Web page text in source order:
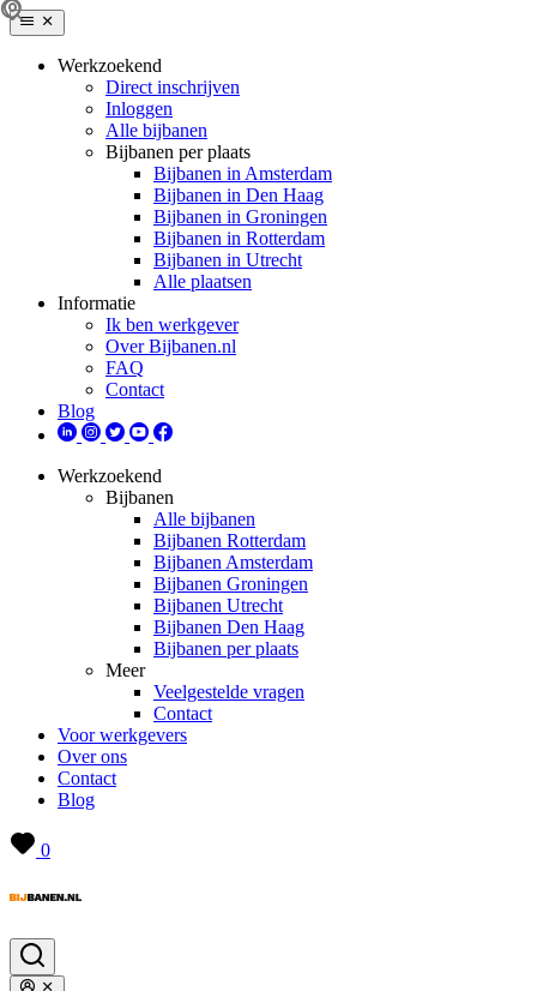
Werkzoekend
Direct inschrijven
Inloggen
Alle bijbanen
Bijbanen per plaats
Bijbanen in Amsterdam
Bijbanen in Den Haag
Bijbanen in Groningen
Bijbanen in Rotterdam
Bijbanen in Utrecht
Alle plaatsen
Informatie
Ik ben werkgever
Over Bijbanen.nl
FAQ
Contact
Blog
Werkzoekend
Bijbanen
Alle bijbanen
Bijbanen Rotterdam
Bijbanen Amsterdam
Bijbanen Groningen
Bijbanen Utrecht
Bijbanen Den Haag
Bijbanen per plaats
Meer
Veelgestelde vragen
Contact
Voor werkgevers
Over ons
Contact
Blog
0